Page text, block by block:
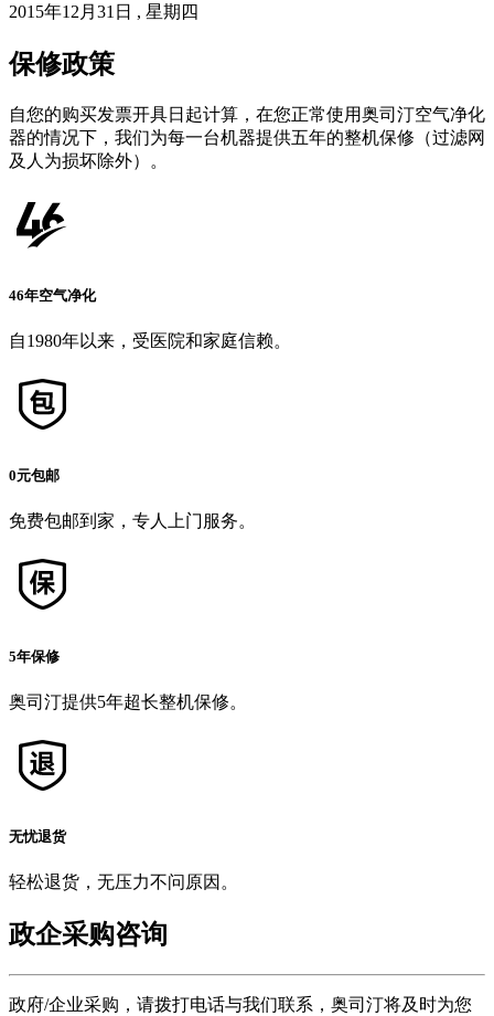
2015年12月31日 , 星期四
保修政策
自您的购买发票开具日起计算，在您正常使用奥司汀空气净化
器的情况下，我们为每一台机器提供五年的整机保修（过滤网
及人为损坏除外）。
46年空气净化
自1980年以来，受医院和家庭信赖。
0元包邮
免费包邮到家，专人上门服务。
5年保修
奥司汀提供5年超长整机保修。
无忧退货
轻松退货，无压力不问原因。
政企采购咨询
政府/企业采购，请拨打电话与我们联系，奥司汀将及时为您